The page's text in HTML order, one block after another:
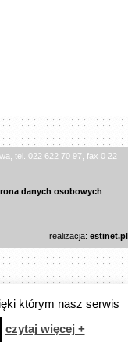
tel. 022 622 70 97, fax 0 22
danych osobowych
realizacja: estinet.pl
którym nasz serwis
czytaj więcej +